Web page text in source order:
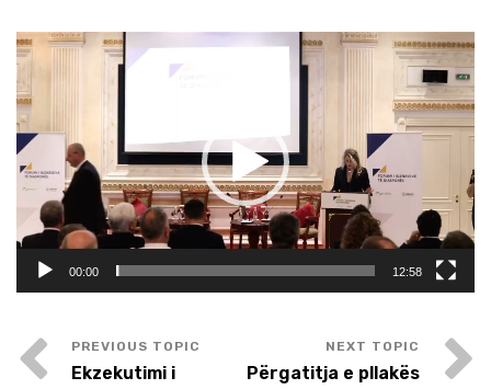
Lojtës
Videosh
00:00 12:58
Ekzekutimi i
Përgatitja e pllakës